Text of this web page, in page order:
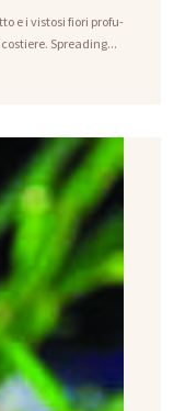
e i vistosi fiori profu-
Spreading...